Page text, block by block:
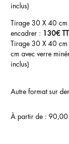
inclus)
Tirage 30 X 40
encadrer :
130€
Tirage 30 X 40
cm avec verre
inclus)
Autre format sur
À partir de :